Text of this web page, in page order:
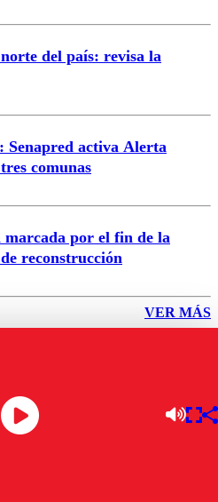
del país: revisa la
activa Alerta
comunas
marcada por el fin de la
reconstrucción
VER MÁS
ÚLTIMAS